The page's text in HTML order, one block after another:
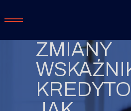
ZMIANY